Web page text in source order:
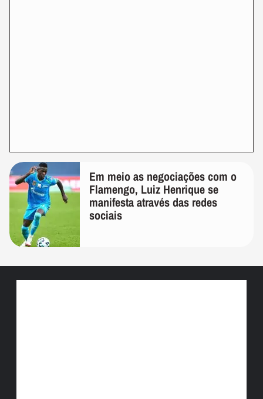
Em meio as negociações com o
Flamengo, Luiz Henrique se
manifesta através das redes
sociais